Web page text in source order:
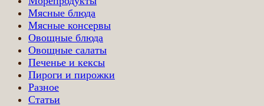
Мясные блюда
Мясные консервы
Овощные блюда
Овощные салаты
Печенье и кексы
Пироги и пирожки
Разное
Статьи